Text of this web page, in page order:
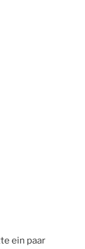
ein paar